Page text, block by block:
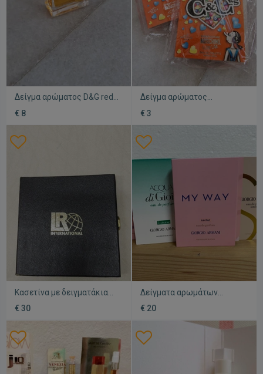
Δείγμα αρώματος D&G red
συλλεκτικό
μεταχειρισμένο
€ 8
Δείγμα αρώματος
Moschino καινούργιο,
συσκευασμένο
€ 3
Κασετίνα με δειγματάκια
αρωμάτων LR
μεταχειρισμένη
€ 30
Δείγματα αρωμάτων
Armani καινούργια, πακέτο
4 τεμαχίων
€ 20